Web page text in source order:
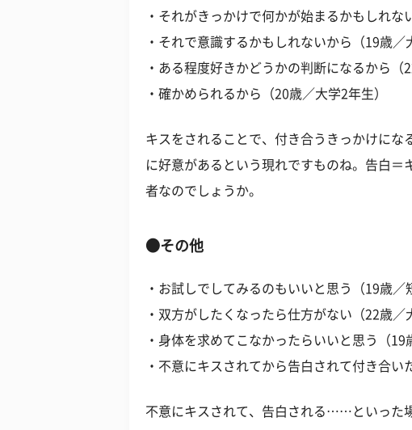
・それがきっかけで何かが始まるかもしれな
・それで意識するかもしれないから（19歳／
・ある程度好きかどうかの判断になるから（
・確かめられるから（20歳／大学2年生）
キスをされることで、付き合うきっかけにな
に好意があるという現れですものね。告白＝
者なのでしょうか。
●その他
・お試しでしてみるのもいいと思う（19歳／
・双方がしたくなったら仕方がない（22歳／
・身体を求めてこなかったらいいと思う（19
・不意にキスされてから告白されて付き合い
不意にキスされて、告白される……といった